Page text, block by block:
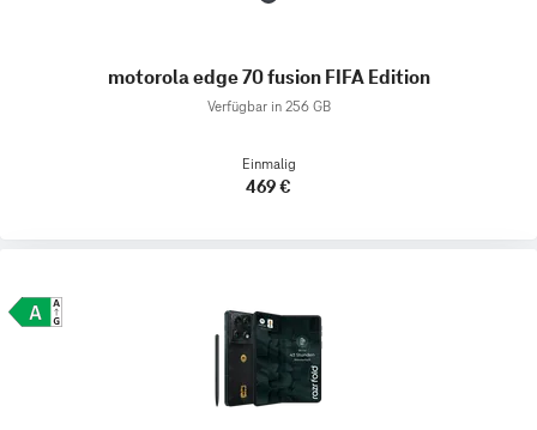
motorola edge 70 fusion FIFA Edition
Verfügbar in 256 GB
Einmalig
469 €